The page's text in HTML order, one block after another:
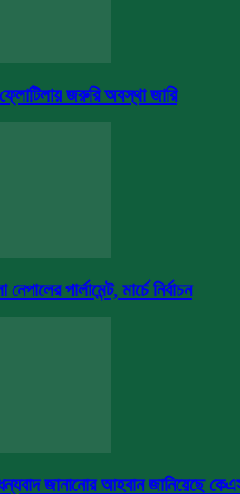
জরুরি অবস্থা জারি
পার্লামেন্ট, মার্চে নির্বাচন
জানানোর আহবান জানিয়েছে